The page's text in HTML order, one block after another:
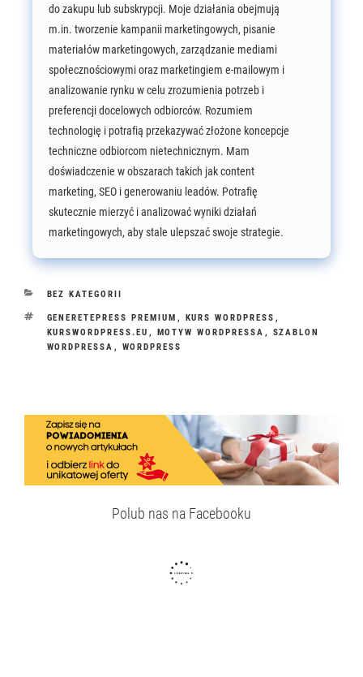
do zakupu lub subskrypcji. Moje działania obejmują
m.in. tworzenie kampanii marketingowych, pisanie
materiałów marketingowych, zarządzanie mediami
społecznościowymi oraz marketingiem e-mailowym i
analizowanie rynku w celu zrozumienia potrzeb i
preferencji docelowych odbiorców. Rozumiem
technologię i potrafią przekazywać złożone koncepcje
techniczne odbiorcom nietechnicznym. Mam
doświadczenie w obszarach takich jak content
marketing, SEO i generowaniu leadów. Potrafię
skutecznie mierzyć i analizować wyniki działań
marketingowych, aby stale ulepszać swoje strategie.
KATEGORIE
BEZ KATEGORII
TAGI
GENERETEPRESS PREMIUM , KURS WORDPRESS ,
KURSWORDPRESS.EU , MOTYW WORDPRESSA , SZABLON
WORDPRESSA , WORDPRESS
Polub nas na Facebooku